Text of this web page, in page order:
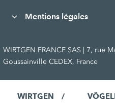
Mentions légales
WIRTGEN FRANCE SAS | 7, rue
Goussainville CEDEX, France
WIRTGEN